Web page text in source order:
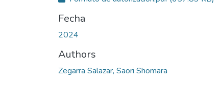
Fecha
2024
Authors
Zegarra Salazar, Saori Shomara